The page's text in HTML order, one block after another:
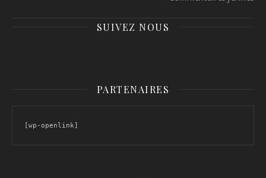
SUIVEZ NOUS
PARTENAIRES
[wp-openlink]